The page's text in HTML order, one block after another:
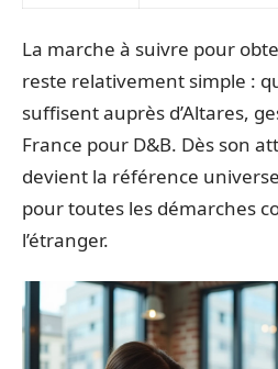
La marche à suivre pour
reste relativement simple :
suffisent auprès d’Altares,
France pour D&B. Dès son
devient la référence
pour toutes les démarches
l’étranger.